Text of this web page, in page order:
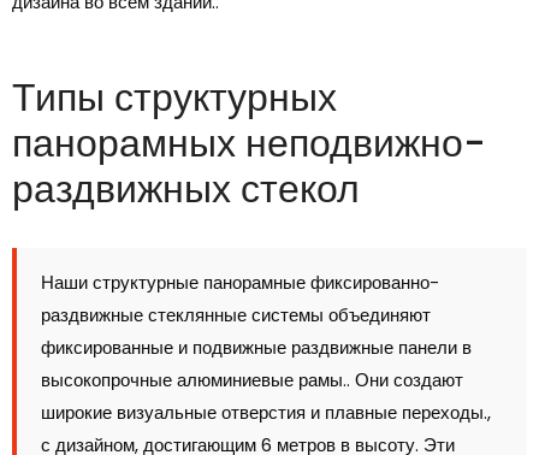
Типы структурных
панорамных неподвижно-
раздвижных стекол
Наши структурные панорамные фиксированно-
раздвижные стеклянные системы объединяют
фиксированные и подвижные раздвижные панели в
высокопрочные алюминиевые рамы.. Они создают
широкие визуальные отверстия и плавные переходы.,
с дизайном, достигающим 6 метров в высоту. Эти